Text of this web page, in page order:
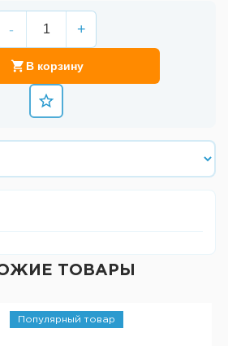
- +
В корзину
ТОВАРЫ
Популярный товар